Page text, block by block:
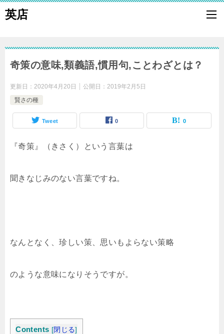
英店
奇策の意味,類義語,慣用句,ことわざとは？
更新日： 2020年4月20日 公開日： 2019年2月5日
賢さの種
Tweet 0 0
『奇策』（きさく）という言葉は
聞きなじみのない言葉ですね。
なんとなく、珍しい策、思いもよらない策略
のような意味になりそうですが。
Contents [閉じる]